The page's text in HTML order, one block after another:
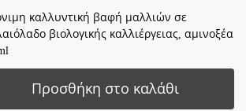
καλλυντική βαφή μαλλιών σε
βιολογικής καλλιέργειας, αμινοξέα
Προσθήκη στο καλάθι